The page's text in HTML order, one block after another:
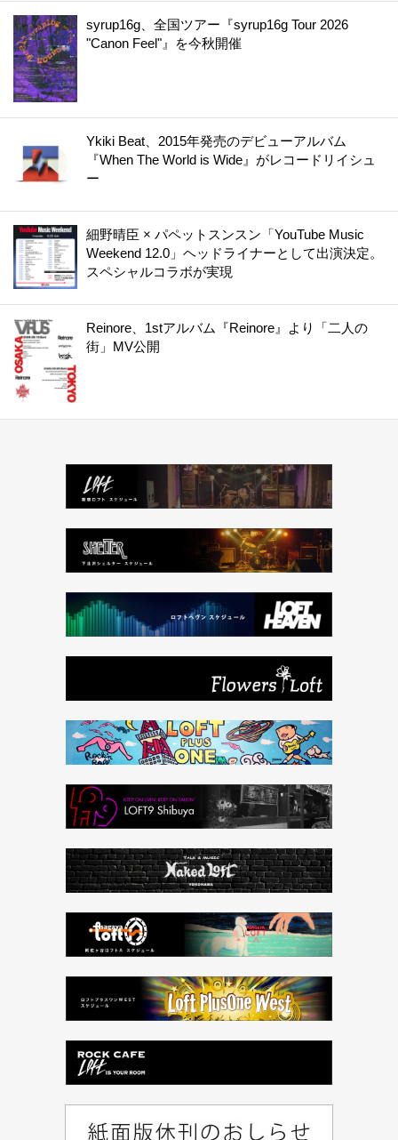
syrup16g、全国ツアー『syrup16g Tour 2026
"Canon Feel"』を今秋開催
Ykiki Beat、2015年発売のデビューアルバム
『When The World is Wide』がレコードリイシュ
ー
細野晴臣 × パペットスンスン「YouTube Music
Weekend 12.0」ヘッドライナーとして出演決定。
スペシャルコラボが実現
Reinore、1stアルバム『Reinore』より「二人の
街」MV公開